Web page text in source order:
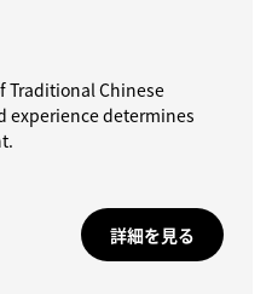
Traditional Chinese
experience determines
詳細を見る